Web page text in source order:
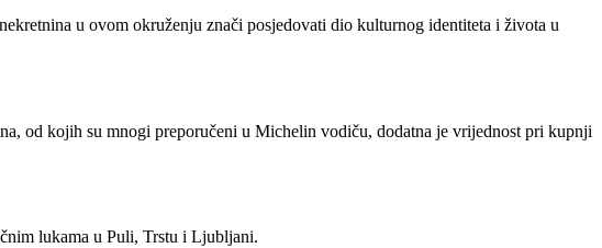
u ovom okruženju znači posjedovati dio kulturnog identiteta i života u
od kojih su mnogi preporučeni u Michelin vodiču, dodatna je vrijednost pri kupnji
lukama u Puli, Trstu i Ljubljani.